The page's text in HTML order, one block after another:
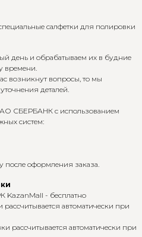
салфетки для полировки
день и обрабатываем их в будние
времени.
возникнут вопросы, то мы
деталей.
СБЕРБАНК с использованием
систем:
после оформления заказа.
KazanMall - бесплатно
автоматически при
рассчитывается автоматически при